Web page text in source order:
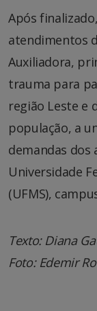
Após
atendimentos
Auxiliadora,
trauma para
região Leste e
população, a
demandas dos
Universidade
(UFMS),
Texto: Diana
Foto: Edemir